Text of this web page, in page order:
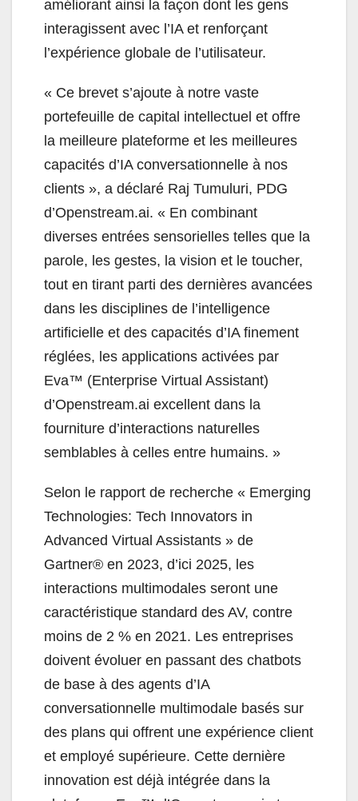
améliorant ainsi la façon dont les gens
interagissent avec l’IA et renforçant
l’expérience globale de l’utilisateur.
« Ce brevet s’ajoute à notre vaste
portefeuille de capital intellectuel et offre
la meilleure plateforme et les meilleures
capacités d’IA conversationnelle à nos
clients », a déclaré Raj Tumuluri, PDG
d’Openstream.ai. « En combinant
diverses entrées sensorielles telles que la
parole, les gestes, la vision et le toucher,
tout en tirant parti des dernières avancées
dans les disciplines de l’intelligence
artificielle et des capacités d’IA finement
réglées, les applications activées par
Eva™ (Enterprise Virtual Assistant)
d’Openstream.ai excellent dans la
fourniture d’interactions naturelles
semblables à celles entre humains. »
Selon le rapport de recherche « Emerging
Technologies: Tech Innovators in
Advanced Virtual Assistants » de
Gartner® en 2023, d’ici 2025, les
interactions multimodales seront une
caractéristique standard des AV, contre
moins de 2 % en 2021. Les entreprises
doivent évoluer en passant des chatbots
de base à des agents d’IA
conversationnelle multimodale basés sur
des plans qui offrent une expérience client
et employé supérieure. Cette dernière
innovation est déjà intégrée dans la